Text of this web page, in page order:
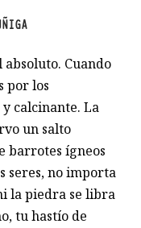
absoluto. Cuando
por los
calcinante. La
un salto
barrotes ígneos
seres, no importa
la piedra se libra
tu hastío de